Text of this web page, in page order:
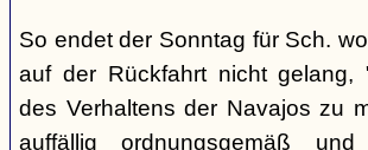
So endet der Sonntag für Sch.
auf der Rückfahrt nicht gelang,
des Verhaltens der Navajos zu
auffällig ordnungsgemäß